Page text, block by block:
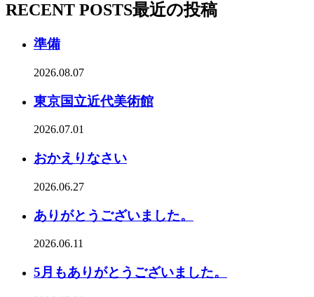
RECENT POSTS最近の投稿
準備
2026.08.07
東京国立近代美術館
2026.07.01
おかえりなさい
2026.06.27
ありがとうございました。
2026.06.11
5月もありがとうございました。